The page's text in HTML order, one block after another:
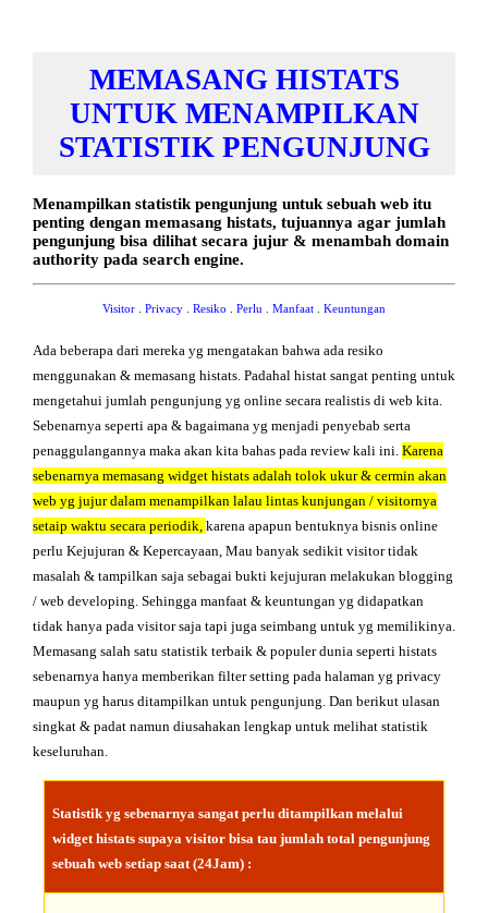
MEMASANG HISTATS
UNTUK MENAMPILKAN
STATISTIK PENGUNJUNG
Menampilkan statistik pengunjung untuk sebuah web itu
penting dengan memasang histats, tujuannya agar jumlah
pengunjung bisa dilihat secara jujur & menambah domain
authority pada search engine.
Visitor . Privacy . Resiko . Perlu . Manfaat . Keuntungan
Ada beberapa dari mereka yg mengatakan bahwa ada resiko
menggunakan & memasang histats. Padahal histat sangat penting untuk
mengetahui jumlah pengunjung yg online secara realistis di web kita.
Sebenarnya seperti apa & bagaimana yg menjadi penyebab serta
penaggulangannya maka akan kita bahas pada review kali ini. Karena
sebenarnya memasang widget histats adalah tolok ukur & cermin akan
web yg jujur dalam menampilkan lalau lintas kunjungan / visitornya
setaip waktu secara periodik, karena apapun bentuknya bisnis online
perlu Kejujuran & Kepercayaan, Mau banyak sedikit visitor tidak
masalah & tampilkan saja sebagai bukti kejujuran melakukan blogging
/ web developing. Sehingga manfaat & keuntungan yg didapatkan
tidak hanya pada visitor saja tapi juga seimbang untuk yg memilikinya.
Memasang salah satu statistik terbaik & populer dunia seperti histats
sebenarnya hanya memberikan filter setting pada halaman yg privacy
maupun yg harus ditampilkan untuk pengunjung. Dan berikut ulasan
singkat & padat namun diusahakan lengkap untuk melihat statistik
keseluruhan.
Statistik yg sebenarnya sangat perlu ditampilkan melalui
widget histats supayavisitorbisa tau jumlah total pengunjung
sebuah web setiap saat (24Jam) :